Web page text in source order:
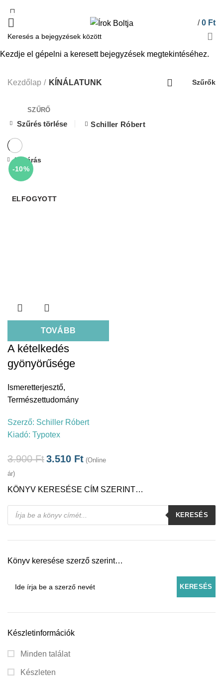
/ 0 Ft
KÍNÁLATUNK
KÖNYV KERESÉSE CÍM SZERINT…
Products
search
KERESÉS
Könyv keresése szerző szerint…
Készletinformációk
Minden találat
Készleten
Kezdőlap KÍNÁLATUNK Szűrők
SZŰRŐ
Szűrés törlése Schiller Róbert
-10%
ELFOGYOTT
TOVÁBB
Bezárás
A kételkedés
gyönyörűsége
Ismeretterjesztő,
Természettudomány
Szerző: Schiller Róbert
Kiadó: Typotex
3.900Ft3.510 Ft (Online
ár)
Kezdje el gépelni a keresett bejegyzések megtekintéséhez.